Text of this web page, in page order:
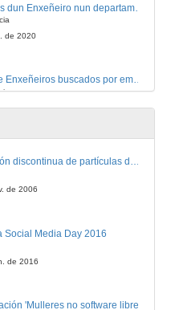
de 2020
Perfís de Enxeñeiros buscados por empresas consultoras
de 2020
Transición discontinua de partículas de microgel termosensible
de 2006
Social Media Day 2016
de 2016
'Mulleres no software libre'